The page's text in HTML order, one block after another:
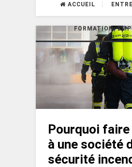
ACCUEIL
FORMATION,
Pourquoi faire
à une société
sécurité